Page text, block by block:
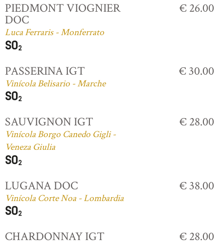
PIEDMONT VIOGNIER
DOC
Luca Ferraris - Monferrato
€ 26.00
PASSERINA IGT
Vinícola Belisario - Marche
€ 30.00
SAUVIGNON IGT
Vinícola Borgo Canedo Gigli -
Veneza Giulia
€ 28.00
LUGANA DOC
Vinícola Corte Noa - Lombardia
€ 38.00
CHARDONNAY IGT € 28.00